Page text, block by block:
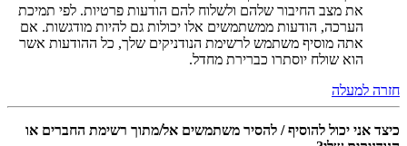
את מצב החיבור שלהם ולשלוח להם הודעות פרטיות. לפי תמיכת
הערכה, הודעות ממשתמשים אלו יכולות גם להיות מודגשות. אם
אתה מוסיף משתמש לרשימת הנודניקים שלך, כל ההודעות אשר
הוא שולח יוסתרו כברירת מחדל.
חזרה למעלה
כיצד אני יכול להוסיף / להסיר משתמשים אל/מתוך רשימת החברים או